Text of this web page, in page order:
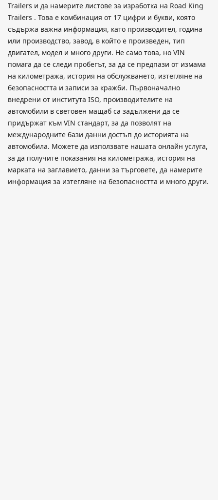
Trailers и да намерите листове за изработка на Road King
Trailers . Това е комбинация от 17 цифри и букви, която
съдържа важна информация, като производител, година
или производство, завод, в който е произведен, тип
двигател, модел и много други. Не само това, но VIN
помага да се следи пробегът, за да се предпази от измама
на километража, история на обслужването, изтегляне на
безопасността и записи за кражби. Първоначално
внедрени от института ISO, производителите на
автомобили в световен мащаб са задължени да се
придържат към VIN стандарт, за да позволят на
международните бази данни достъп до историята на
автомобила. Можете да използвате нашата онлайн услуга,
за да получите показания на километража, история на
марката на заглавието, данни за търговете, да намерите
информация за изтегляне на безопасността и много други.